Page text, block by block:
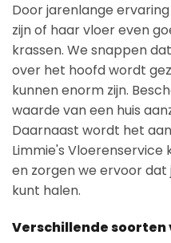
Door jarenlange
zijn of haar vloer even
krassen. We snappen
over het hoofd wordt
kunnen enorm zijn.
waarde van een huis
Daarnaast wordt het
Limmie's
en zorgen we ervoor dat
kunt halen.
Verschillende